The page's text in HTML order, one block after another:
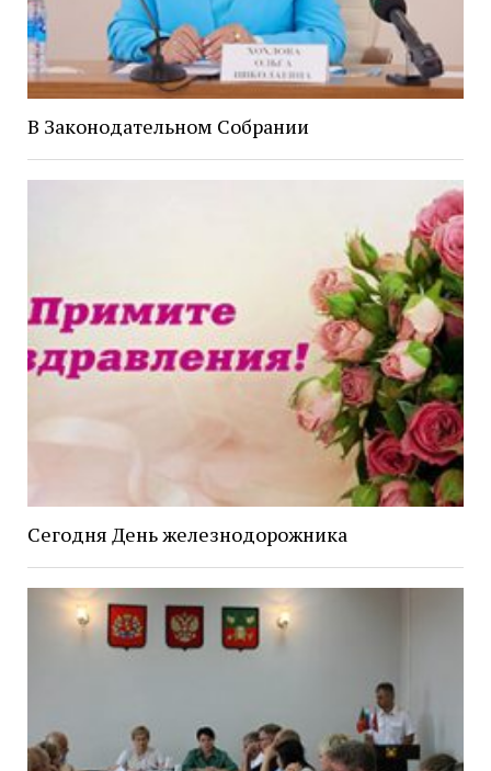
В Законодательном Собрании
Сегодня День железнодорожника